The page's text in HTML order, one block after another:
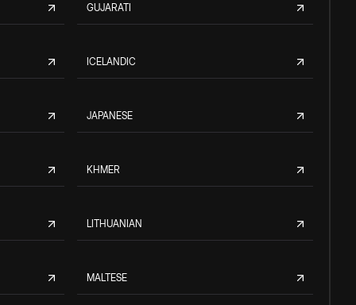
GUJARATI
ICELANDIC
JAPANESE
KHMER
LITHUANIAN
MALTESE